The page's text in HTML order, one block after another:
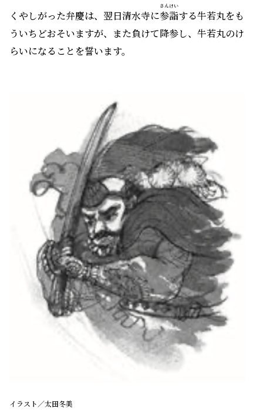
くやしがった弁慶は、翌日清水寺に参
さん
詣
けい
する牛若丸をも
ういちどおそいますが、また負けて降参し、牛若丸のけ
らいになることを誓います。
イラスト／太田冬美